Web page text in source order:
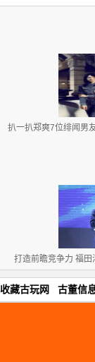
扒一扒郑爽7位绯闻男
打造前瞻竞争力 福
收藏古玩网 古董信